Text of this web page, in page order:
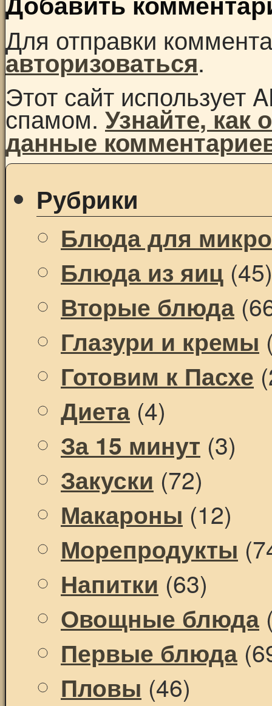
Для отправки
авторизоваться.
Этот сайт использует
спамом.Узнайте,
данные
Рубрики
Блюда для
Блюда из яиц (45)
Вторые блюда
Глазури и кремы
Готовим к Пасхе
Диета (4)
За 15 минут (3)
Закуски (72)
Макароны (12)
Морепродукты
Напитки (63)
Овощные блюда
Первые блюда
Пловы (46)